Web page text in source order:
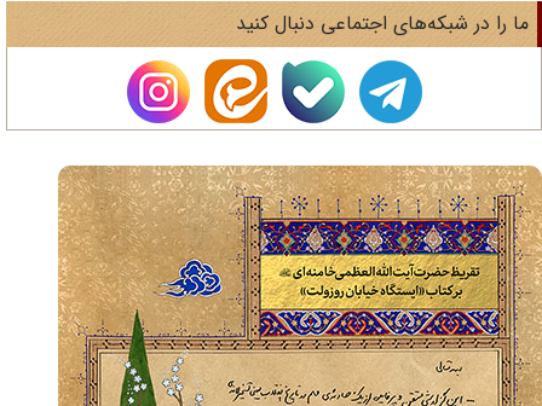
را در شبکه‌های اجتماعی دنبال کنید